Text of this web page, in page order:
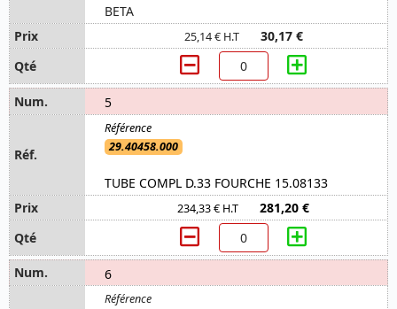
BETA
25,14 € H.T 30,17 €
5
29.40458.000
TUBE COMPL D.33 FOURCHE 15.08133
234,33 € H.T 281,20 €
6